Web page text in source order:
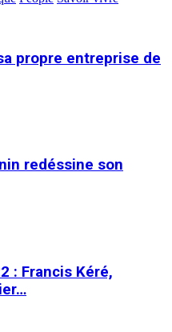
propre entreprise de
redéssine son
: Francis Kéré,